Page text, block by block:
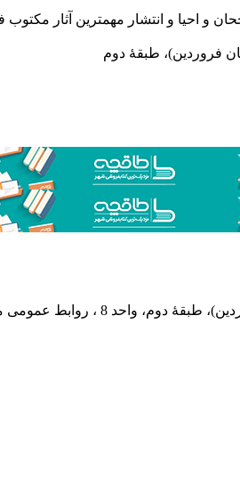
محققان و مصححان و احیا و انتشار